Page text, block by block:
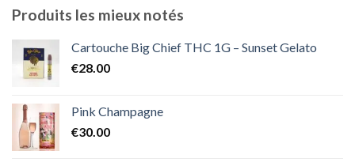
€2,000.00
Produits les mieux notés
Cartouche Big Chief THC 1G – Sunset Gelato
€28.00
Pink Champagne
€30.00